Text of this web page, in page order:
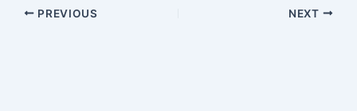
PREVIOUS NEXT